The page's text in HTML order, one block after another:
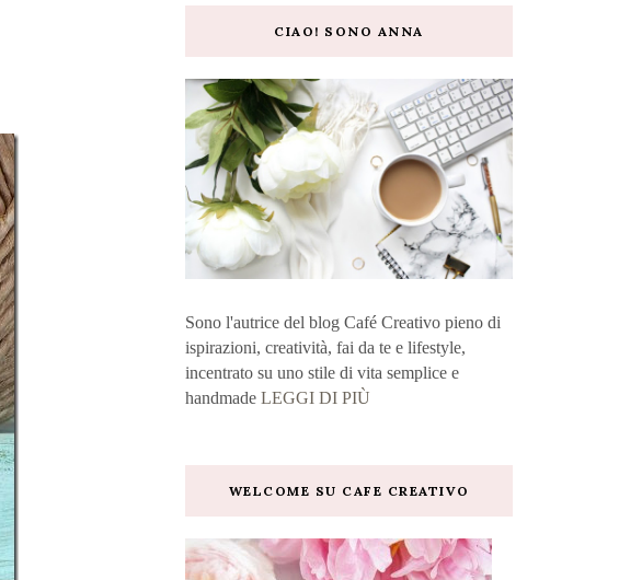
CIAO! SONO ANNA
Sono l'autrice del blog Café Creativo pieno di
ispirazioni, creatività, fai da te e lifestyle,
incentrato su uno stile di vita semplice e
handmade LEGGI DI PIÙ
WELCOME SU CAFE CREATIVO